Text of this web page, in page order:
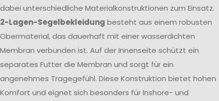
dabei unterschiedliche Materialkonstruktionen zum Einsatz.
2-Lagen-Segelbekleidung besteht aus einem robusten
Obermaterial, das dauerhaft mit einer wasserdichten
Membran verbunden ist. Auf der Innenseite schützt ein
separates Futter die Membran und sorgt für ein
angenehmes Tragegefühl. Diese Konstruktion bietet hohen
Komfort und eignet sich besonders für Inshore- und